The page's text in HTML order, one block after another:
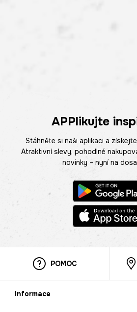
APPlikujte
Stáhněte si naši aplikaci a
Atraktivní slevy, pohodlné
novinky – nyní na
POMOC
Informace